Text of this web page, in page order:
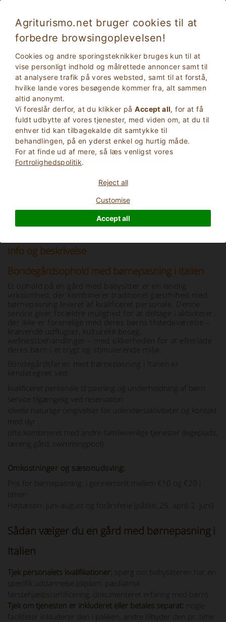
Agriturismo.net bruger cookies til at
forbedre browsingoplevelsen!
Cookies og andre sporingsteknikker bruges kun til at
vise personligt indhold og målrettede annoncer samt til
at analysere trafik på vores websted, samt til at forstå,
hvilke lande vores besøgende kommer fra, alt sammen
altid anonymt.
Vi foreslår derfor, at du klikker påAccept all, for at få
fuldt udbytte af vores tjenester, med viden om, at du til
enhver tid kan tilbagekalde dit samtykke til
behandlingen, på en yderst enkel og hurtig måde.
For at finde ud af mere, så læs venligst vores
Fortrolighedspolitik.
Reject all
Customise
Accept all
Bondegård med børnepasning
2Voksne
Info og beskrivelse
Bondegårdsophold med børnepasning i Italien
Et ophold på en gård med babysitter er en landlig
virksomhed, der kombinerer traditionel gæstfrihed med
børnepasning leveret af kvalificeret personale. Denne
service giver forældre mulighed for at deltage i aktiviteter,
der ikke er forenelige med deres børns tilstedeværelse –
krævende udflugter, kulturelle besøg,
wellnessbehandlinger – med sikkerheden for at efterlade
deres børn i et trygt og stimulerende miljø.
Bondegårdsferier med børnepasning i Italien er
kendetegnet ved:
kvalificeret personale til pasning og underholdning af børn
service tilgængelig ved reservation
ideelle naturlige omgivelser for udendørsaktiviteter og kontakt
med dyr
ofte kombineret med andre familievenlige tjenester (legeplads,
lærerig gård, swimmingpool)
Omkostninger og sæsonudsving:
Pris for børnepasning: i gennemsnit mellem €10 og €20 i
timen
Højsæson: juni-august og forårsferie (påske, 25. april, 2. juni)
Sådan vælger du en gård med børnepasning i
Italien
Tjek personalets kvalifikationer: spørg om babysitteren har en
specifik uddannelse (diplom, pædiatrisk
førstehjælpscertificering, dokumenteret erfaring med børn)
Tjek om tjenesten er inkluderet eller betales separat: nogle
faciliteter inkluderer den i pakken, andre tilbyder den pr. time